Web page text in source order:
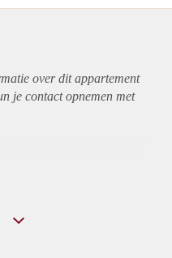
over ditappartement
je contact opnemen met